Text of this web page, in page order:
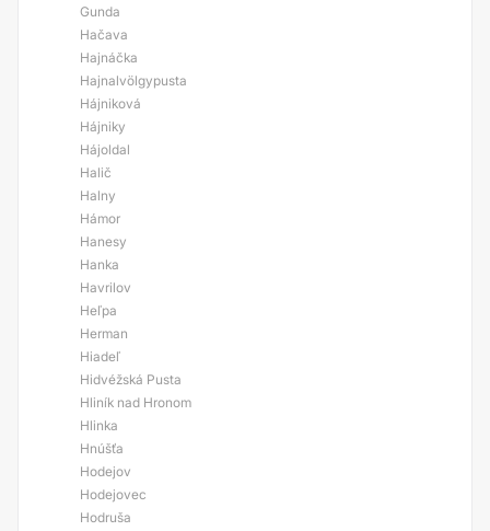
Gunda
Hačava
Hajnáčka
Hajnalvölgypusta
Hájniková
Hájniky
Hájoldal
Halič
Halny
Hámor
Hanesy
Hanka
Havrilov
Heľpa
Herman
Hiadeľ
Hidvéžská Pusta
Hliník nad Hronom
Hlinka
Hnúšťa
Hodejov
Hodejovec
Hodruša